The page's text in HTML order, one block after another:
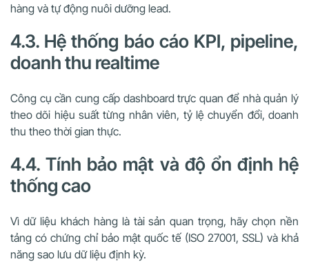
hàng và tự động nuôi dưỡng lead.
4.3. Hệ thống báo cáo KPI, pipeline,
doanh thu realtime
Công cụ cần cung cấp dashboard trực quan để nhà quản lý
theo dõi hiệu suất từng nhân viên, tỷ lệ chuyển đổi, doanh
thu theo thời gian thực.
4.4. Tính bảo mật và độ ổn định hệ
thống cao
Vì dữ liệu khách hàng là tài sản quan trọng, hãy chọn nền
tảng có chứng chỉ bảo mật quốc tế (ISO 27001, SSL) và khả
năng sao lưu dữ liệu định kỳ.